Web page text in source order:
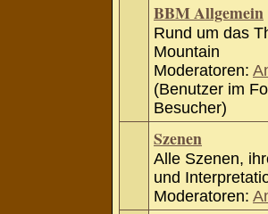
BBM Allgemein
Rund um das
Mountain
Moderatoren:
(Benutzer im
Besucher)
Szenen
Alle Szenen,
und
Moderatoren: